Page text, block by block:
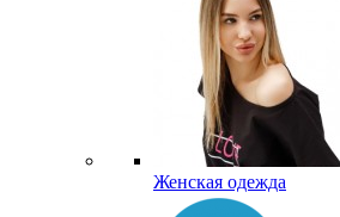
Женская одежда